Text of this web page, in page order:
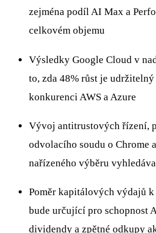
zejména podíl AI Max a
celkovém objemu
Výsledky Google Cloud v
to, zda 48% růst je
konkurenci AWS a Azure
Vývoj antitrustových řízení,
odvolacího soudu o Chrome
nařízeného výběru
Poměr kapitálových výdajů
bude určující pro schopnost
dividendy a zpětné odkupy